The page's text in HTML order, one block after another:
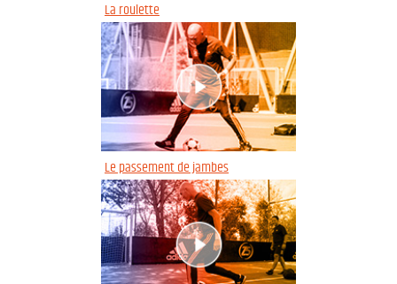
La roulette
Le passement de jambes